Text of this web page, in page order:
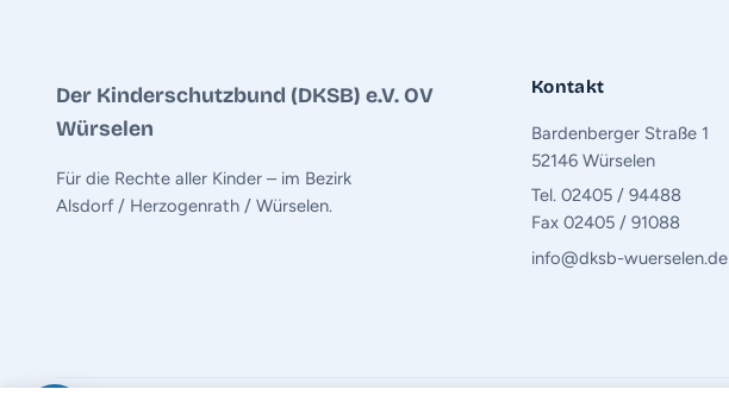
Der Kinderschutzbund (DKSB) e.V. OV
Würselen
Für die Rechte aller Kinder – im Bezirk
Alsdorf / Herzogenrath / Würselen.
Kontakt
Bardenberger Straße 1
52146 Würselen
Tel. 02405 / 94488
Fax 02405 / 91088
info@dksb-wuerselen.de